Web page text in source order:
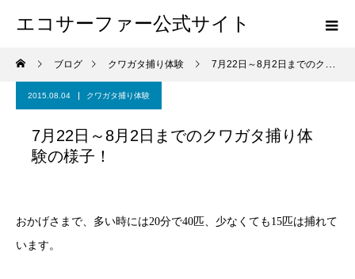
エコサーファー公式サイト
ブログ クワガタ捕り体験 7月22日～8月2日までのクワガタ捕り体験の様子！
2015.08.04 クワガタ捕り体験
7月22日～8月2日までのクワガタ捕り体
験の様子！
おかげさまで、多い時には20分で40匹、少なくても15匹は捕れて
います。